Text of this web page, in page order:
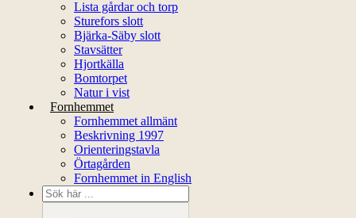
Lista gårdar och torp
Sturefors slott
Bjärka-Säby slott
Stavsätter
Hjortkälla
Bomtorpet
Natur i vist
Fornhemmet
Fornhemmet allmänt
Beskrivning 1997
Orienteringstavla
Örtagården
Fornhemmet in English